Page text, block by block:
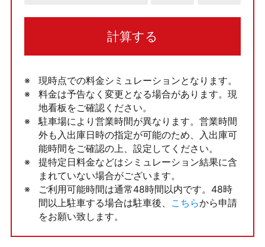
計算する
現時点での料金シミュレーションとなります。
料金は予告なく変更となる場合があります。現
地看板をご確認ください。
駐車場により営業時間が異なります。営業時間
外も入出庫日時の指定が可能のため、入出庫可
能時間をご確認の上、設定してください。
提特定日料金などはシミュレーション結果に含
まれていない場合がございます。
ご利用可能時間は通常48時間以内です。48時
間以上駐車する場合は駐車後、
こちらから申請
をお願い致します。